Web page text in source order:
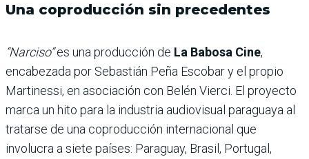
Una coproducción sin precedentes
“Narciso”es una producción de La Babosa Cine,
encabezada por Sebastián Peña Escobar y el propio
Martinessi, en asociación con Belén Vierci. El proyecto
marca un hito para la industria audiovisual paraguaya al
tratarse de una coproducción internacional que
involucra a siete países: Paraguay, Brasil, Portugal,